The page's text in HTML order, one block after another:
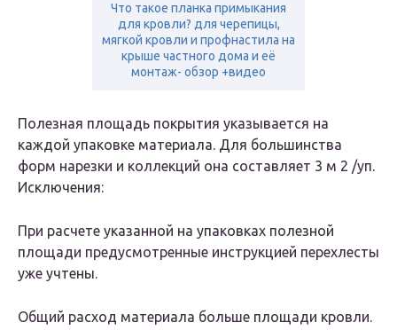
Что такое планка примыкания
для кровли? для черепицы,
мягкой кровли и профнастила на
крыше частного дома и её
монтаж- обзор +видео
Полезная площадь покрытия указывается на
каждой упаковке материала. Для большинства
форм нарезки и коллекций она составляет 3 м 2 /уп.
Исключения:
При расчете указанной на упаковках полезной
площади предусмотренные инструкцией перехлесты
уже учтены.
Общий расход материала больше площади кровли.